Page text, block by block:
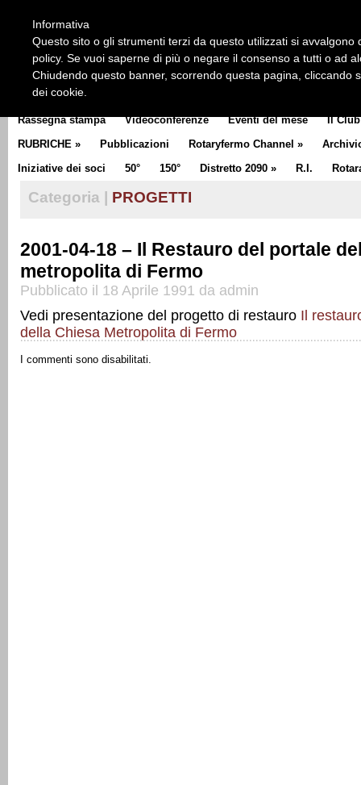
CLUB COMMUNICATOR
Rassegna stampa Videoconferenze Eventi del mese Il Club
RUBRICHE » Pubblicazioni Rotaryfermo Channel »
Iniziative dei soci
50° 150° Distretto 2090 » R.I.
Categoria | PROGETTI
2001-04-18 – Il Restauro del portale
metropolita di Fermo
Pubblicato il 18 Aprile 1991 da admin
Vedi presentazione del progetto di restauro Il
della Chiesa Metropolita di Fermo
I commenti sono disabilitati.
Informativa
Questo sito o gli strumenti terzi da questo utilizzati si
policy. Se vuoi saperne di più o negare il consenso a tutti o ad
Chiudendo questo banner, scorrendo questa pagina, cliccando
dei cookie.